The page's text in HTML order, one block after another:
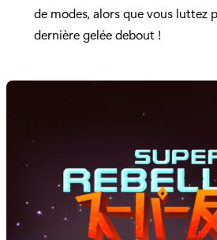
de modes, alors que vous luttez
dernière gelée debout !